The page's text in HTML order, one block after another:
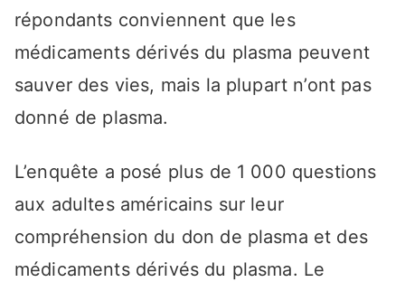
répondants conviennent que les
médicaments dérivés du plasma peuvent
sauver des vies, mais la plupart n’ont pas
donné de plasma.
L’enquête a posé plus de 1 000 questions
aux adultes américains sur leur
compréhension du don de plasma et des
médicaments dérivés du plasma. Le